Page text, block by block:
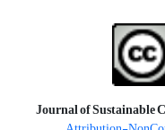
Journal of Sustainable